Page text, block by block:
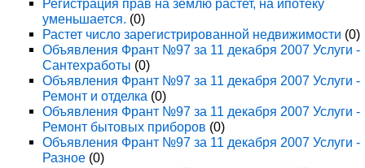
Регистрация прав на землю растет, на ипотеку
уменьшается. (0)
Растет число зарегистрированной недвижимости (0)
Объявления Франт №97 за 11 декабря 2007 Услуги -
Сантехработы (0)
Объявления Франт №97 за 11 декабря 2007 Услуги -
Ремонт и отделка (0)
Объявления Франт №97 за 11 декабря 2007 Услуги -
Ремонт бытовых приборов (0)
Объявления Франт №97 за 11 декабря 2007 Услуги -
Разное (0)